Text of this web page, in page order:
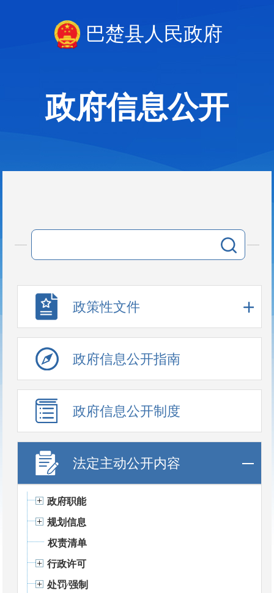
巴楚县人民政府
政府信息公开
政策性文件
政府信息公开指南
政府信息公开制度
法定主动公开内容
政府职能
规划信息
权责清单
行政许可
处罚⁄强制